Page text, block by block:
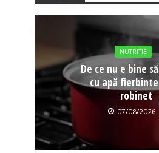
NUTRITIE
De ce nu e bine
cu apă
robinet
07/08/2026